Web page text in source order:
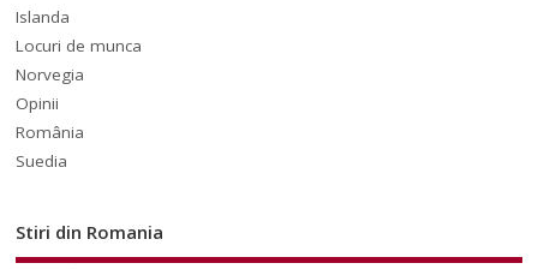
Islanda
Locuri de munca
Norvegia
Opinii
România
Suedia
Stiri din Romania